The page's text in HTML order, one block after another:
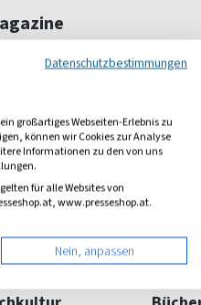
Datenschutzbestimmungen
großartiges Webseiten-Erlebnis zu
können wir Cookies zur Analyse
Informationen zu den von uns
für alle Websites von
www.presseshop.at.
Nein, anpassen